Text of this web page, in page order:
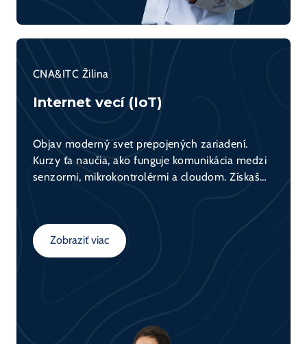
CNA&ITC Žilina
Internet vecí (IoT)
Objav moderný svet prepojených zariadení.
Kurzy ťa naučia, ako funguje komunikácia medzi
senzormi, mikrokontrolérmi a cloudom. Získaš
dát a ich využitie v praxi.
Zobraziť viac